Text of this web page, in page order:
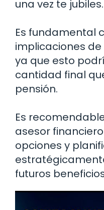
una vez te jubiles.
Es fundamental
implicaciones
ya que esto
cantidad final
pensión.
Es
asesor
opciones y
futuros